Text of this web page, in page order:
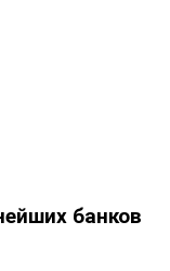
банков